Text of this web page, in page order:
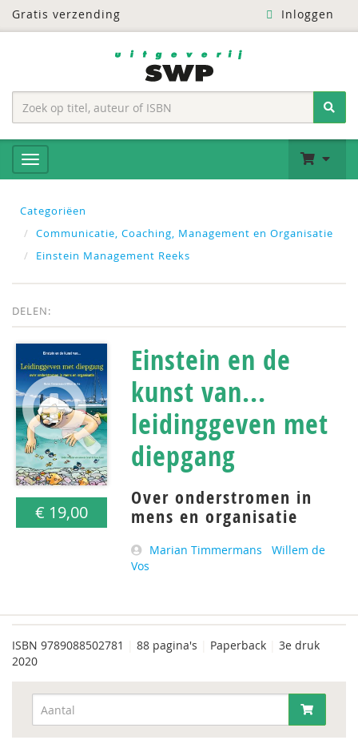
Gratis verzending Inloggen
Categoriëen
Communicatie, Coaching, Management en Organisatie
Einstein Management Reeks
DELEN:
€ 19,00
Einstein en de
kunst van...
leidinggeven met
diepgang
Over onderstromen in
mens en organisatie
Marian Timmermans
Willem de
Vos
ISBN 9789088502781 88 pagina's Paperback
3e druk
2020